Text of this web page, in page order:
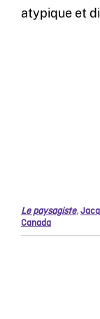
atypique et
Le paysagiste,
Canada